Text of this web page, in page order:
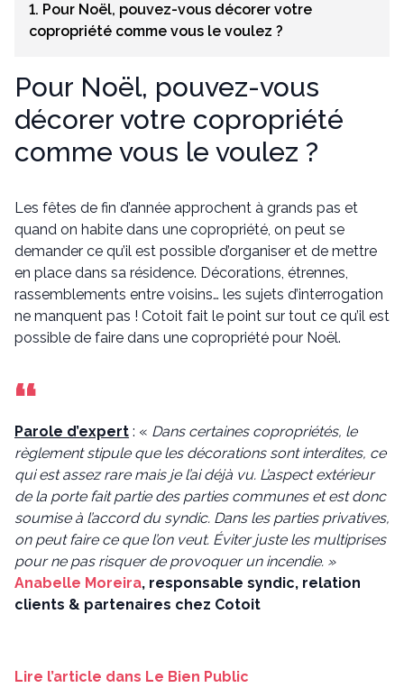
1. Pour Noël, pouvez-vous décorer votre
copropriété comme vous le voulez ?
Pour Noël, pouvez-vous
décorer votre copropriété
comme vous le voulez ?
Les fêtes de fin d’année approchent à grands pas et
quand on habite dans une copropriété, on peut se
demander ce qu’il est possible d’organiser et de mettre
en place dans sa résidence. Décorations, étrennes,
rassemblements entre voisins… les sujets d’interrogation
ne manquent pas ! Cotoit fait le point sur tout ce qu’il est
possible de faire dans une copropriété pour Noël.
Parole d’expert : « Dans certaines copropriétés, le
règlement stipule que les décorations sont interdites, ce
qui est assez rare mais je l’ai déjà vu. L’aspect extérieur
de la porte fait partie des parties communes et est donc
soumise à l’accord du syndic. Dans les parties privatives,
on peut faire ce que l’on veut. Éviter juste les multiprises
pour ne pas risquer de provoquer un incendie. »
Anabelle Moreira, responsable syndic, relation
clients & partenaires chez Cotoit
Lire l’article dans Le Bien Public